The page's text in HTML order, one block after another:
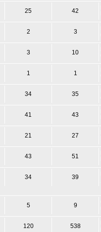
25 42
2 3
3 10
1 1
34 35
41 43
21 27
43 51
34 39
5 9
120 538